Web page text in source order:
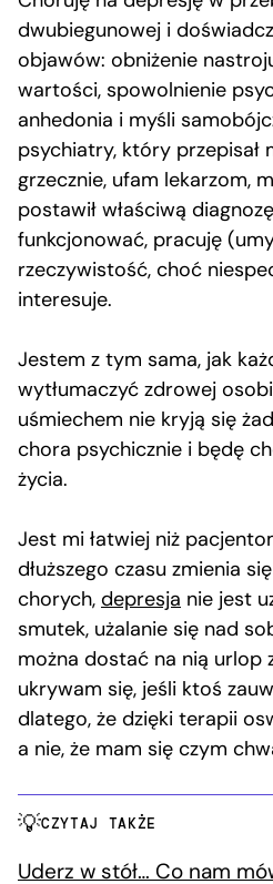
dwubiegunowej i
objawów: obniżenie
wartości, spowolnienie
anhedonia i myśli
psychiatry, który przepisał
grzecznie, ufam lekarzom,
postawił właściwą
funkcjonować, pracuję
rzeczywistość, choć
interesuje.
Jestem z tym sama, jak
wytłumaczyć zdrowej
uśmiechem nie kryją się
chora psychicznie i będę
życia.
Jest mi łatwiej niż
dłuższego czasu zmienia
chorych, depresja nie jest
smutek, użalanie się nad
można dostać na nią urlop
ukrywam się, jeśli ktoś
dlatego, że dzięki terapii
a nie, że mam się czym
CZYTAJ TAKŻE
Uderz w stół… Co nam